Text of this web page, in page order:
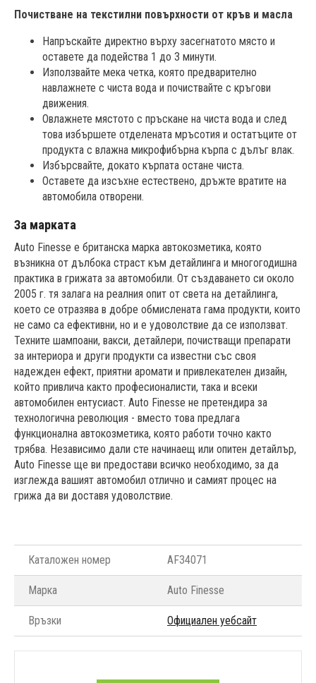
Почистване на текстилни повърхности от кръв и масла
Напръскайте директно върху засегнатото място и
оставете да подейства 1 до 3 минути.
Използвайте мека четка, която предварително
навлажнете с чиста вода и почиствайте с кръгови
движения.
Овлажнете мястото с пръскане на чиста вода и след
това избършете отделената мръсотия и остатъците от
продукта с влажна микрофибърна кърпа с дълъг влак.
Избърсвайте, докато кърпата остане чиста.
Оставете да изсъхне естествено, дръжте вратите на
автомобила отворени.
За марката
Auto Finesse е британска марка автокозметика, която
възникна от дълбока страст към детайлинга и многогодишна
практика в грижата за автомобили. От създаването си около
2005 г. тя залага на реалния опит от света на детайлинга,
което се отразява в добре обмислената гама продукти, които
не само са ефективни, но и е удоволствие да се използват.
Техните шампоани, вакси, детайлери, почистващи препарати
за интериора и други продукти са известни със своя
надежден ефект, приятни аромати и привлекателен дизайн,
който привлича както професионалисти, така и всеки
автомобилен ентусиаст. Auto Finesse не претендира за
технологична революция - вместо това предлага
функционална автокозметика, която работи точно както
трябва. Независимо дали сте начинаещ или опитен детайлър,
Auto Finesse ще ви предостави всичко необходимо, за да
изглежда вашият автомобил отлично и самият процес на
грижа да ви доставя удоволствие.
Каталожен номер AF34071
Марка Auto Finesse
Връзки Официален уебсайт